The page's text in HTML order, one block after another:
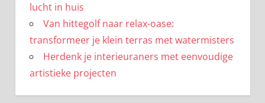
lucht in huis
Van hittegolf naar relax-oase:
transformeer je klein terras met watermisters
Herdenk je interieuraners met eenvoudige
artistieke projecten